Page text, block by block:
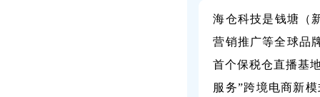
海仓科技是钱塘（
营销推广等全球品
首个保税仓直播基
服务”跨境电商新